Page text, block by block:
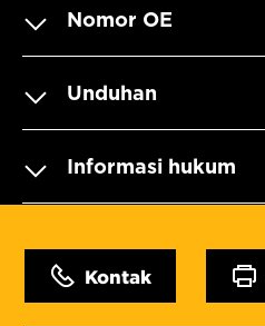
Nomor OE
Unduhan
Informasi hukum
Kontak